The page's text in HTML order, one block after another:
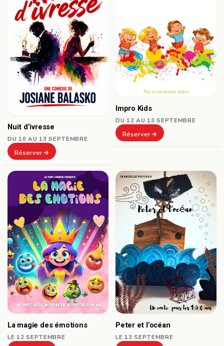
Nuit d’ivresse
DU 10 AU 13 SEPTEMBRE
Réserver
Impro Kids
DU 12 AU 13 SEPTEMBRE
Réserver
La magie des émotions
LE 12 SEPTEMBRE
Peter et l’océan
LE 13 SEPTEMBRE